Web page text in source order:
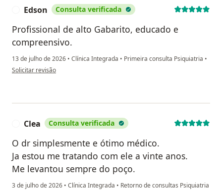
Edson Consulta verificada
Profissional de alto Gabarito, educado e
compreensivo.
13 de julho de 2026 • Clínica Integrada • Primeira consulta Psiquiatria •
na opinião do utilizador Edson
Solicitar revisão
Clea Consulta verificada
O dr simplesmente e ótimo médico.
Ja estou me tratando com ele a vinte anos.
Me levantou sempre do poço.
3 de julho de 2026 • Clínica Integrada • Retorno de consultas Psiquiatria